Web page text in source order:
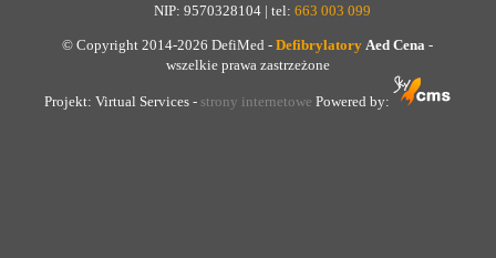
NIP: 9570328104 | tel: 663 003 099
© Copyright 2014-2026 DefiMed -Defibrylatory Aed Cena -
wszelkie prawa zastrzeżone
Projekt: Virtual Services - strony internetowe Powered by: